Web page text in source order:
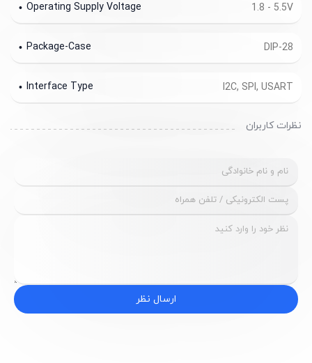
1.8 - 5.5V
Operating Supply Voltage
DIP-28
Package-Case
I2C, SPI, USART
Interface Type
نظرات کاربران
ارسال نظر